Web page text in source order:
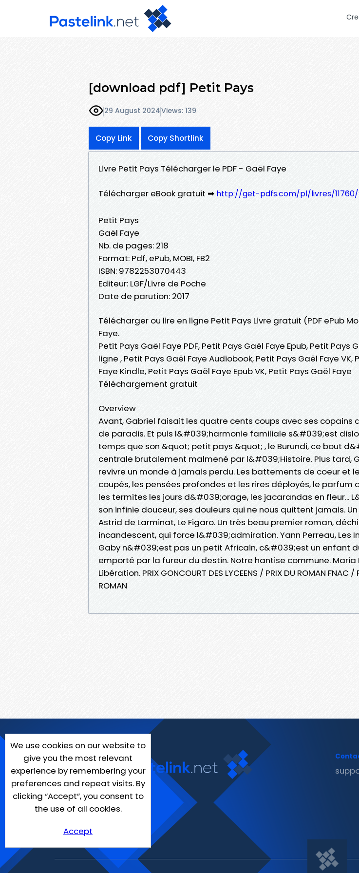
[download pdf] Petit Pays
29 August 2024Views: 139
Copy Link Copy Shortlink
Livre Petit Pays Télécharger le PDF - Gaël Faye
Télécharger eBook gratuit ➡ http://get-pdfs.com/pl/livres/11760/
Petit Pays
Gaël Faye
Nb. de pages: 218
Format: Pdf, ePub, MOBI, FB2
ISBN: 9782253070443
Editeur: LGF/Livre de Poche
Date de parution: 2017
Télécharger ou lire en ligne Petit Pays Livre gratuit (PDF ePub
Faye.
Petit Pays Gaël Faye PDF, Petit Pays Gaël Faye Epub, Petit Pays
ligne , Petit Pays Gaël Faye Audiobook, Petit Pays Gaël Faye VK,
Faye Kindle, Petit Pays Gaël Faye Epub VK, Petit Pays Gaël Faye
Téléchargement gratuit
Overview
Avant, Gabriel faisait les quatre cents coups avec ses copains
de paradis. Et puis l&#039;harmonie familiale s&#039;est
temps que son &quot; petit pays &quot; , le Burundi, ce bout
centrale brutalement malmené par l&#039;Histoire. Plus tard,
revivre un monde à jamais perdu. Les battements de coeur et
coupés, les pensées profondes et les rires déployés, le parfum
les termites les jours d&#039;orage, les jacarandas en fleur...
son infinie douceur, ses douleurs qui ne nous quittent jamais. Un
Astrid de Larminat, Le Figaro. Un très beau premier roman,
incandescent, qui force l&#039;admiration. Yann Perreau, Les
Gaby n&#039;est pas un petit Africain, c&#039;est un enfant
emporté par la fureur du destin. Notre hantise commune.
Libération. PRIX GONCOURT DES LYCEENS / PRIX DU ROMAN FNAC /
ROMAN
We use cookies on our website to
give you the most relevant
experience by remembering your
preferences and repeat visits. By
clicking “Accept”, you consent to
the use of all cookies.
Accept